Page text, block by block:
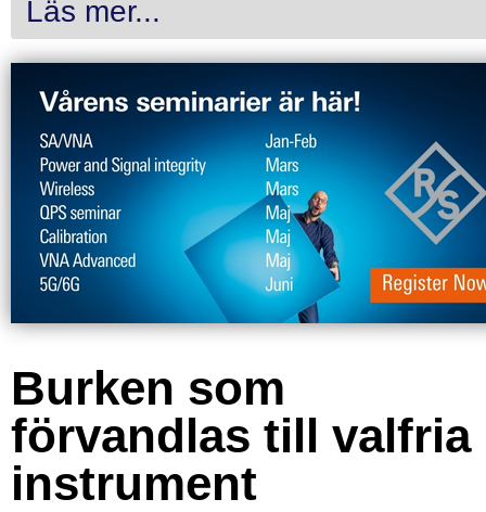
Läs mer...
Burken som
förvandlas till valfria
instrument